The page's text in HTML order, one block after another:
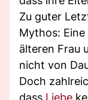
Zu guter
Mythos: Eine
älteren Frau
nicht von
Doch
dass Liebe